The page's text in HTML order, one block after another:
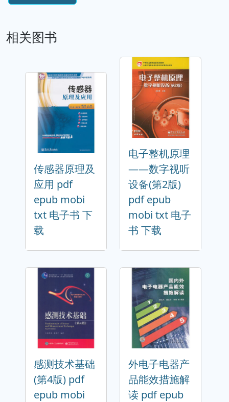
相关图书
传感器原理及
应用 pdf
epub mobi
txt 电子书 下
载
电子整机原理
——数字视听
设备(第2版)
pdf epub
mobi txt 电子
书 下载
感测技术基础
(第4版) pdf
epub mobi
外电子电器产
品能效措施解
读 pdf epub